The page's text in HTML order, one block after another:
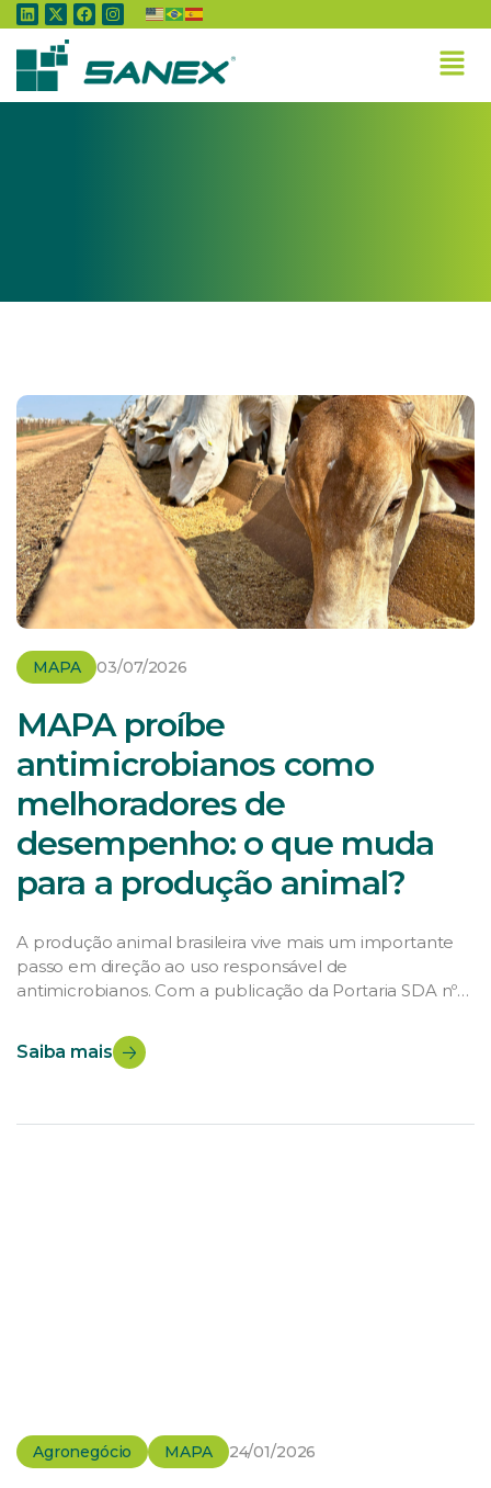
Categoria:MAPA
MAPA 03/07/2026
MAPA proíbe
antimicrobianos como
melhoradores de
desempenho: o que muda
para a produção animal?
A produção animal brasileira vive mais um importante
passo em direção ao uso responsável de
antimicrobianos. Com a publicação da Portaria SDA nº
proibiu o uso de cinco antimicrobianos como
melhoradores de desempenho na pecuária. A medida
Saiba mais
Agronegócio MAPA 24/01/2026